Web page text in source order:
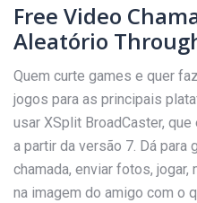
Free Video
Aleatório
Quem curte games e quer
jogos para as principais
usar XSplit BroadCaster,
a partir da versão 7. Dá para
chamada, enviar fotos,
na imagem do amigo com o